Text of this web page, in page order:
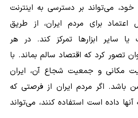
خود، می‌تواند بر دسترسی به اینترنت
اعتماد برای مردم ایران، از طریق
یا سایر ابزارها تمرکز کند. در هر
تصور کرد که اقتصاد سالم بماند. با
مکانی و جمعیت شجاع آن، ایران
باشد. اگر مردم ایران از فرصتی که
داده است استفاده کنند، می‌تواند